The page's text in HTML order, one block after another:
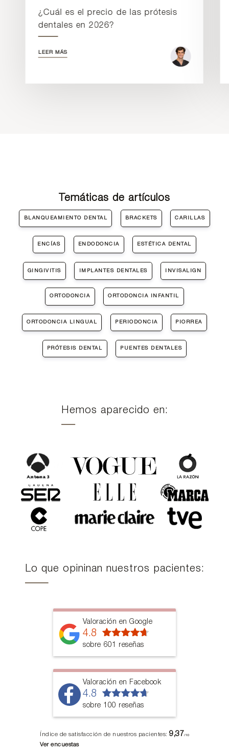
¿Cuál es el precio de las prótesis
dentales en 2026?
LEER MÁS
Temáticas de artículos
BLANQUEAMIENTO DENTAL BRACKETS CARILLAS
ENCÍAS ENDODONCIA ESTÉTICA DENTAL
GINGIVITIS IMPLANTES DENTALES INVISALIGN
ORTODONCIA ORTODONCIA INFANTIL
ORTODONCIA LINGUAL PERIODONCIA PIORREA
PRÓTESIS DENTAL PUENTES DENTALES
Hemos aparecido en:
Lo que opininan nuestros pacientes:
Valoración en Google
4.8
sobre 601 reseñas
Valoración en Facebook
4.8
sobre 100 reseñas
Índice de satisfacción de nuestros pacientes:9,37/10
Ver encuestas